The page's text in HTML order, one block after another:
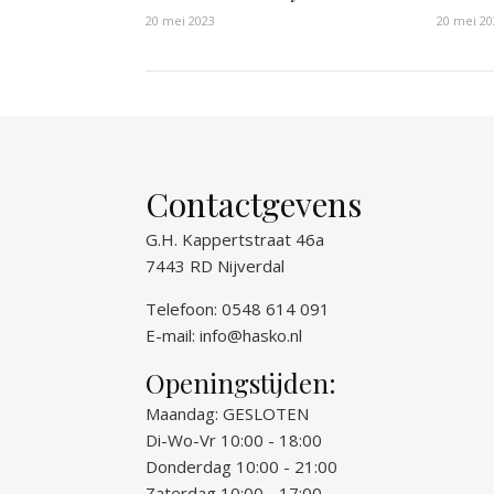
20 mei 2023 20 mei
Contactgevens
G.H. Kappertstraat 46a
7443 RD Nijverdal
Telefoon: 0548 614 091
E-mail: info@hasko.nl
Openingstijden:
Maandag: GESLOTEN
Di-Wo-Vr 10:00 - 18:00
Donderdag 10:00 - 21:00